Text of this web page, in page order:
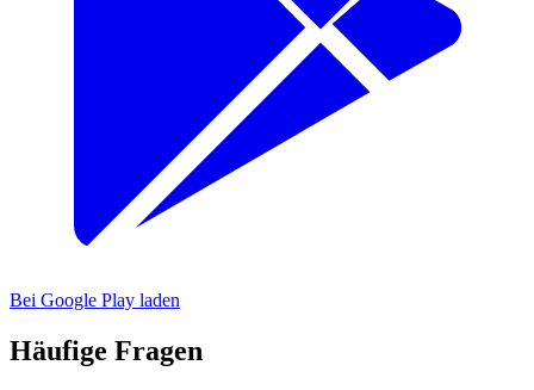
Bei Google Play laden
Häufige Fragen